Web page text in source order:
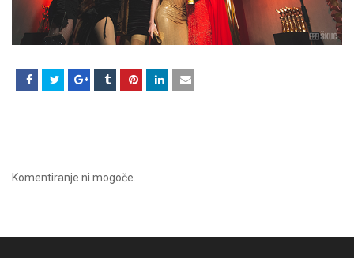
Komentiranje ni mogoče.